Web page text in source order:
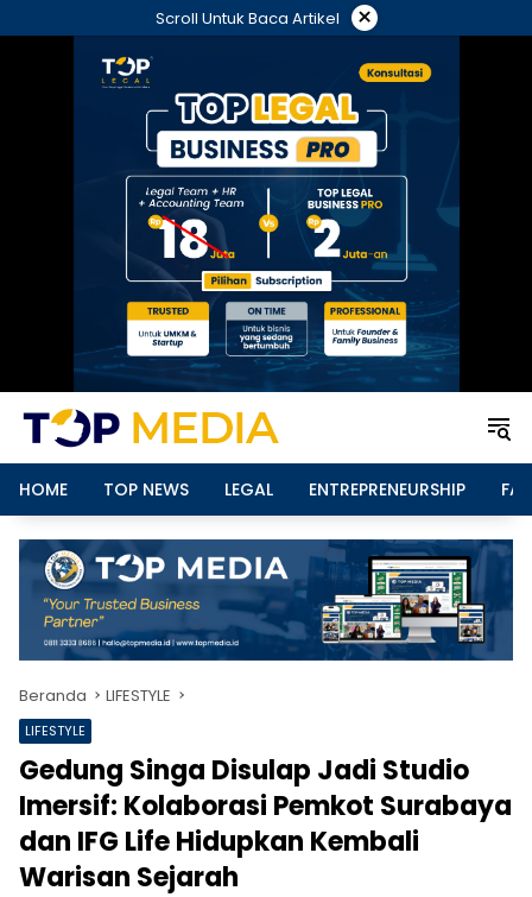
ke
Scroll Untuk Baca Artikel ×
HOME TOP NEWS LEGAL ENTREPRENEURSHIP
Beranda LIFESTYLE
LIFESTYLE
Gedung Singa Disulap Jadi Studio
Imersif: Kolaborasi Pemkot Surabaya
dan IFG Life Hidupkan Kembali
Warisan Sejarah